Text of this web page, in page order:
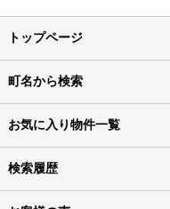
トップページ
町名から検索
お気に入り物件一覧
検索履歴